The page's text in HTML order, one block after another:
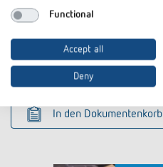
CE
Datenblatt PDF
In den Dokumentenkorb
Functional
Accept all
Deny